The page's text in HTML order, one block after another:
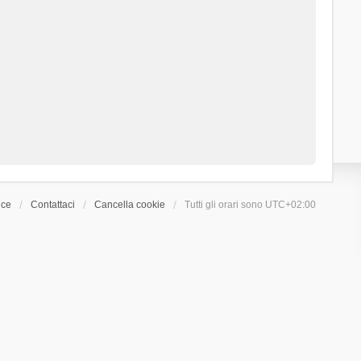
Contattaci Cancella cookie Tutti gli orari sono UTC+02:00